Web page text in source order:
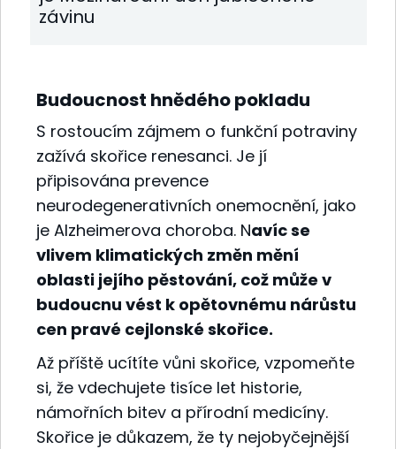
závinu
Budoucnost hnědého pokladu
S rostoucím zájmem o funkční potraviny
zažívá skořice renesanci. Je jí
připisována prevence
neurodegenerativních onemocnění, jako
je Alzheimerova choroba. Navíc se
vlivem klimatických změn mění
oblasti jejího pěstování, což může v
budoucnu vést k opětovnému nárůstu
cen pravé cejlonské skořice.
Až příště ucítíte vůni skořice, vzpomeňte
si, že vdechujete tisíce let historie,
námořních bitev a přírodní medicíny.
Skořice je důkazem, že ty nejobyčejnější